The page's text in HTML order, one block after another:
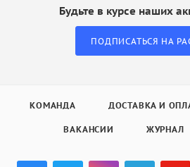
Будьте в курсе наших
ПОДПИСАТЬСЯ НА
КОМАНДА ДОСТАВКА И
ВАКАНСИИ ЖУРНАЛ